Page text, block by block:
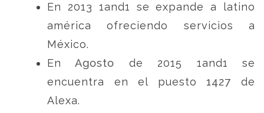
En 2013 1and1 se expande a latino
américa ofreciendo servicios a
México.
En Agosto de 2015 1and1 se
encuentra en el puesto 1427 de
Alexa.